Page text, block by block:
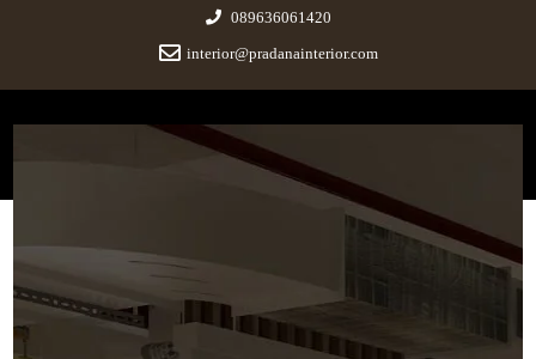
089636061420
interior@pradanainterior.com
Pradana Interior
Innovative Design and Build
Jasa Interior Kantor Sewa
Kantor Tangerang 089636061420